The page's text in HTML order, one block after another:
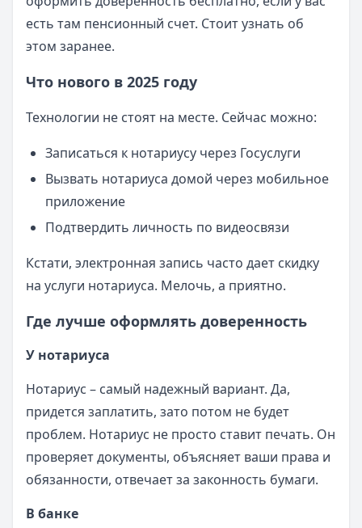
есть там пенсионный счет. Стоит узнать об
этом заранее.
Что нового в 2025 году
Технологии не стоят на месте. Сейчас можно:
Записаться к нотариусу через Госуслуги
Вызвать нотариуса домой через мобильное
приложение
Подтвердить личность по видеосвязи
Кстати, электронная запись часто дает скидку
на услуги нотариуса. Мелочь, а приятно.
Где лучше оформлять доверенность
У нотариуса
Нотариус – самый надежный вариант. Да,
придется заплатить, зато потом не будет
проблем. Нотариус не просто ставит печать. Он
проверяет документы, объясняет ваши права и
обязанности, отвечает за законность бумаги.
В банке